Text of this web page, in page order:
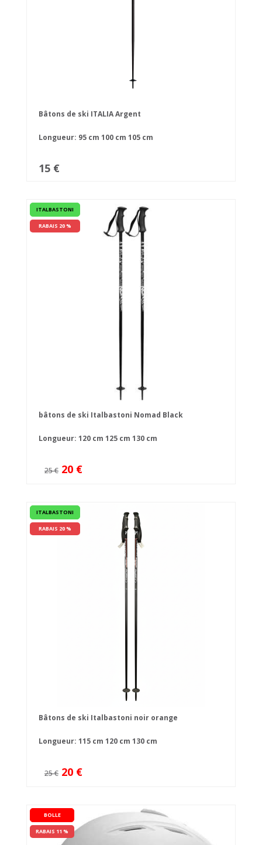
Bâtons de ski ITALIA Argent
Longueur: 95 cm 100 cm 105 cm
15 €
ITALBASTONI
RABAIS 20 %
bâtons de ski Italbastoni Nomad Black
Longueur: 120 cm 125 cm 130 cm
25 € 20 €
ITALBASTONI
RABAIS 20 %
Bâtons de ski Italbastoni noir orange
Longueur: 115 cm 120 cm 130 cm
25 € 20 €
BOLLE
RABAIS 11 %